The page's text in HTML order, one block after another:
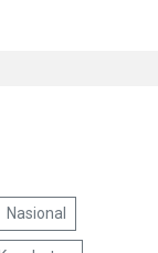
Nasional